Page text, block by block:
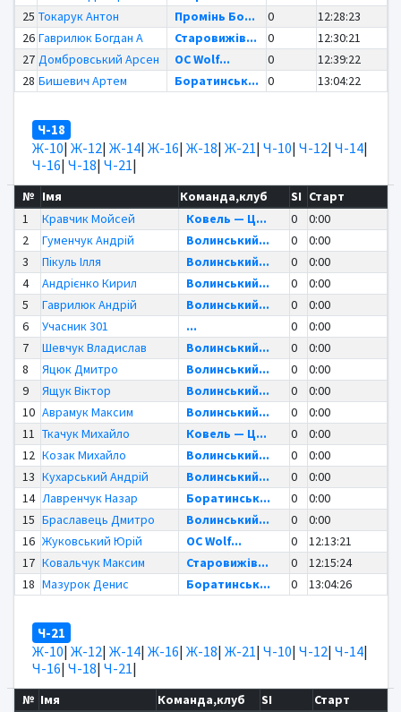
25 Токарук Антон Промінь Бо... 0
12:28:23
26 Гаврилюк Богдан А Старовижів... 0
12:30:21
27 Домбровський Арсен OC Wolf... 0
12:39:22
28 Бишевич Артем Боратинськ... 0 13:04:22
Ч-18
Ж-10| Ж-12| Ж-14| Ж-16| Ж-18| Ж-21| Ч-10| Ч-12| Ч-14|
Ч-16| Ч-18| Ч-21|
№ Імя Команда,клуб SI Старт
1
Кравчик Мойсей Ковель — Ц... 0
0:00
2
Гуменчук Андрій Волинський... 0
0:00
3
Пікуль Ілля Волинський... 0
0:00
4
Андрієнко Кирил Волинський... 0
0:00
5
Гаврилюк Андрій Волинський... 0
0:00
6
Учасник 301 ... 0
0:00
7
Шевчук Владислав Волинський... 0
0:00
8
Яцюк Дмитро Волинський... 0
0:00
9
Ящук Віктор Волинський... 0
0:00
10 Аврамук Максим Волинський... 0
0:00
11 Ткачук Михайло Ковель — Ц... 0
0:00
12 Козак Михайло Волинський... 0
0:00
13 Кухарський Андрій Волинський... 0
0:00
14 Лавренчук Назар Боратинськ... 0
0:00
15 Браславець Дмитро Волинський... 0
0:00
16 Жуковський Юрій OC Wolf... 0
12:13:21
17 Ковальчук Максим Старовижів... 0
12:15:24
18 Мазурок Денис Боратинськ... 0 13:04:26
Ч-21
Ж-10| Ж-12| Ж-14| Ж-16| Ж-18| Ж-21| Ч-10| Ч-12| Ч-14|
Ч-16| Ч-18| Ч-21|
№ Імя Команда,клуб SI
Старт